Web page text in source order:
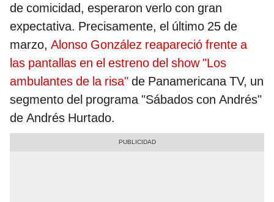
de comicidad, esperaron verlo con gran
expectativa. Precisamente, el último 25 de
marzo, Alonso González reapareció frente a
las pantallas en el estreno del show "Los
ambulantes de la risa" de Panamericana TV, un
segmento del programa "Sábados con Andrés"
de Andrés Hurtado.